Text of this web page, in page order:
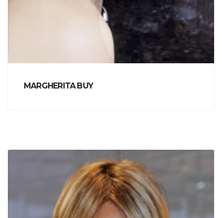
MARGHERITA BUY